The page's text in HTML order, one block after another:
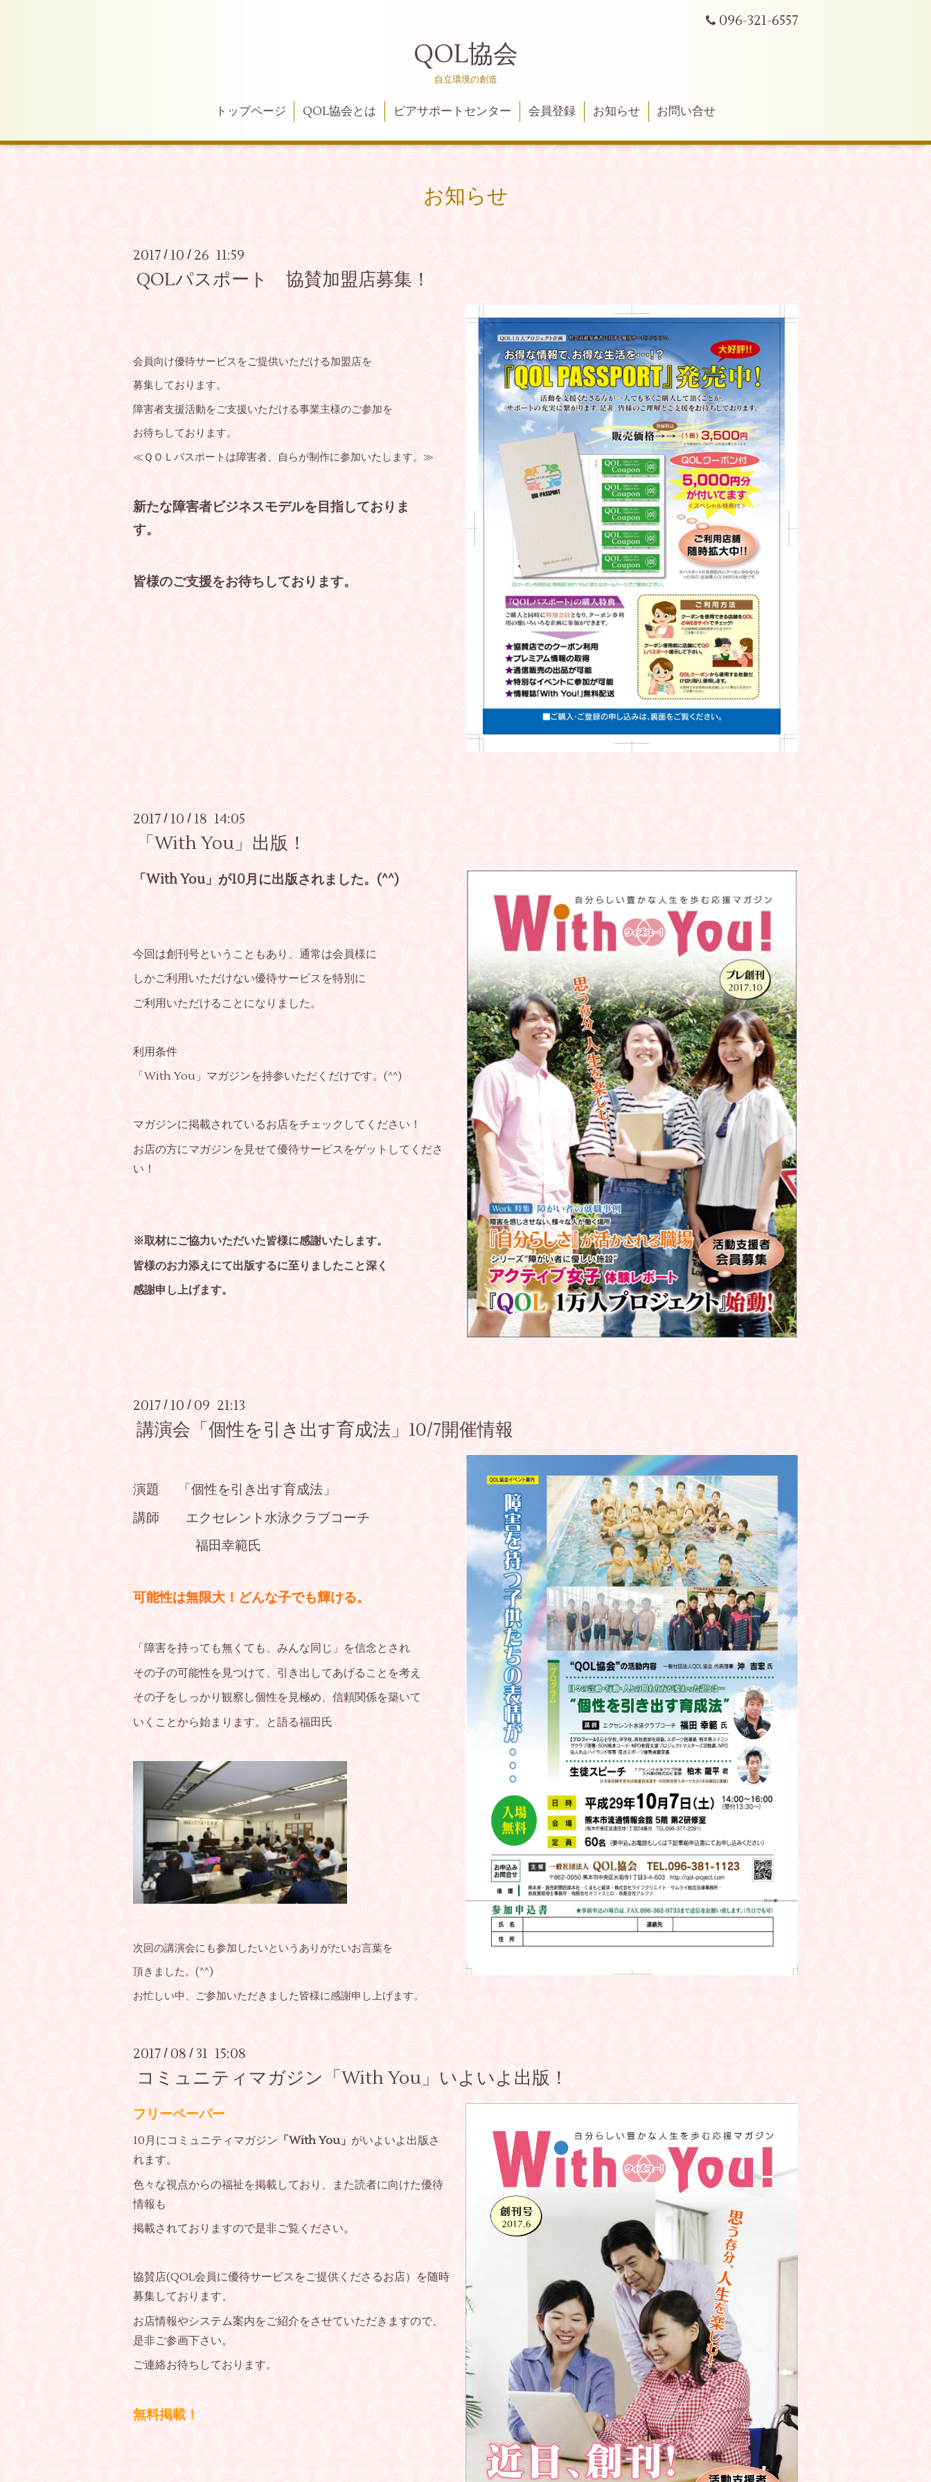
096-321-6557
QOL協会
自立環境の創造
トップページ QOL協会とは ピアサポートセンター 会員登録 お知らせ お問い合せ
お知らせ
2017 / 10 / 26 11:59
QOLパスポート 協賛加盟店募集！
会員向け優待サービスをご提供いただける加盟店を
募集しております。
障害者支援活動をご支援いただける事業主様のご参加を
お待ちしております。
≪ＱＯＬパスポートは障害者、自らが制作に参加いたします。≫
新たな障害者ビジネスモデルを目指しておりま
す。
皆様のご支援をお待ちしております。
2017 / 10 / 18 14:05
「With You」出版！
「With You」が10月に出版されました。(^^)
今回は創刊号ということもあり、通常は会員様に
しかご利用いただけない優待サービスを特別に
ご利用いただけることになりました。
利用条件
「With You」マガジンを持参いただくだけです。(^^)
マガジンに掲載されているお店をチェックしてください！
お店の方にマガジンを見せて優待サービスをゲットしてくださ
い！
※取材にご協力いただいた皆様に感謝いたします。
皆様のお力添えにて出版するに至りましたこと深く
感謝申し上げます。
2017 / 10 / 09 21:13
講演会「個性を引き出す育成法」10/7開催情報
演題 「個性を引き出す育成法」
講師 エクセレント水泳クラブコーチ
福田幸範氏
可能性は無限大！どんな子でも輝ける。
「障害を持っても無くても、みんな同じ」を信念とされ
その子の可能性を見つけて、引き出してあげることを考え
その子をしっかり観察し個性を見極め、信頼関係を築いて
いくことから始まります。と語る福田氏
次回の講演会にも参加したいというありがたいお言葉を
頂きました。(^^)
お忙しい中、ご参加いただきました皆様に感謝申し上げます。
2017 / 08 / 31 15:08
コミュニティマガジン「With You」いよいよ出版！
フリーペーパー
10月にコミュニティマガジン 「With You」 がいよいよ出版さ
れます。
色々な視点からの福祉を掲載しており、また読者に向けた優待
情報も
掲載されておりますので是非ご覧ください。
協賛店(QOL会員に優待サービスをご提供くださるお店）を随時
募集しております。
お店情報やシステム案内をご紹介をさせていただきますので、
是非ご参画下さい。
ご連絡お待ちしております。
無料掲載！